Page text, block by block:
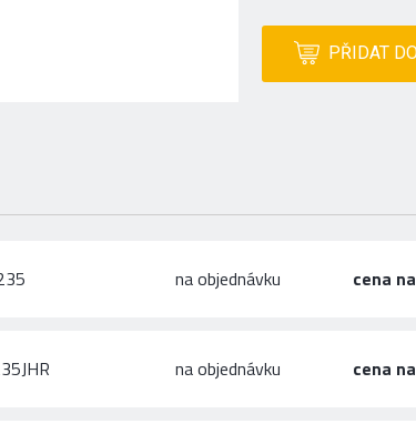
PŘIDAT
na objednávku cena
na objednávku cena